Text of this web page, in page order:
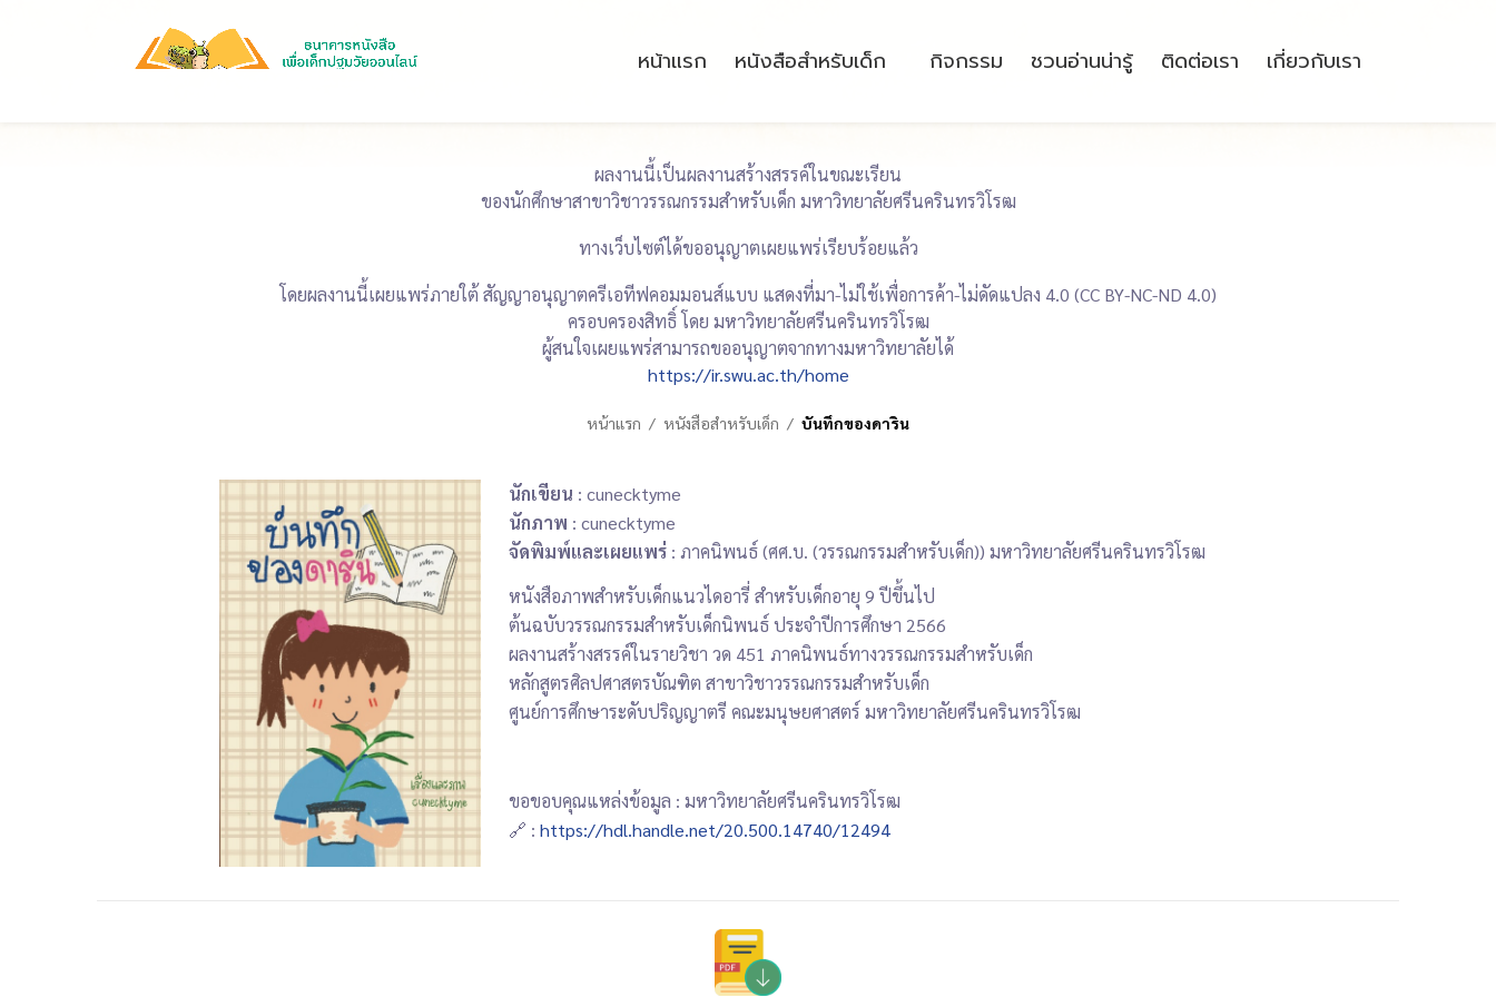
หน้าแรก หนังสือสำหรับเด็ก กิจกรรม ชวนอ่านน่ารู้ ติดต่อเรา เกี่ยวกับเรา
ผลงานนี้เป็นผลงานสร้างสรรค์ในขณะเรียน
ของนักศึกษาสาขาวิชาวรรณกรรมสำหรับเด็ก มหาวิทยาลัยศรีนครินทรวิโรฒ
ทางเว็บไซต์ได้ขออนุญาตเผยแพร่เรียบร้อยแล้ว
โดยผลงานนี้เผยแพร่ภายใต้ สัญญาอนุญาตครีเอทีฟคอมมอนส์แบบ แสดงที่มา-ไม่ใช้เพื่อการค้า-ไม่ดัดแปลง 4.0 (CC BY-NC-ND 4.0)
ครอบครองสิทธิ์ โดย มหาวิทยาลัยศรีนครินทรวิโรฒ
ผู้สนใจเผยแพร่สามารถขออนุญาตจากทางมหาวิทยาลัยได้
https://ir.swu.ac.th/home
หน้าแรก หนังสือสำหรับเด็ก บันทึกของดาริน
นักเขียน : cunecktyme
นักภาพ : cunecktyme
จัดพิมพ์และเผยแพร่ : ภาคนิพนธ์ (ศศ.บ. (วรรณกรรมสำหรับเด็ก)) มหาวิทยาลัยศรีนครินทรวิโรฒ
หนังสือภาพสำหรับเด็กแนวไดอารี่ สำหรับเด็กอายุ 9 ปีขึ้นไป
ต้นฉบับวรรณกรรมสำหรับเด็กนิพนธ์ ประจำปีการศึกษา 2566
ผลงานสร้างสรรค์ในรายวิชา วด 451 ภาคนิพนธ์ทางวรรณกรรมสำหรับเด็ก
หลักสูตรศิลปศาสตรบัณฑิต สาขาวิชาวรรณกรรมสำหรับเด็ก
ศูนย์การศึกษาระดับปริญญาตรี คณะมนุษยศาสตร์ มหาวิทยาลัยศรีนครินทรวิโรฒ
ขอขอบคุณแหล่งข้อมูล : มหาวิทยาลัยศรีนครินทรวิโรฒ
🔗 : https://hdl.handle.net/20.500.14740/12494